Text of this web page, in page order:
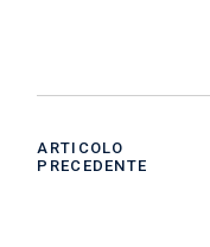
ARTICOLO
PRECEDENTE